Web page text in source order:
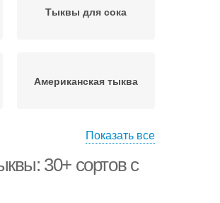
Тыквы для сока
Американская тыква
Показать все
30+ сортов с